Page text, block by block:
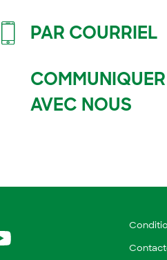
PAR COURRIEL
COMMUNIQUER
AVEC NOUS